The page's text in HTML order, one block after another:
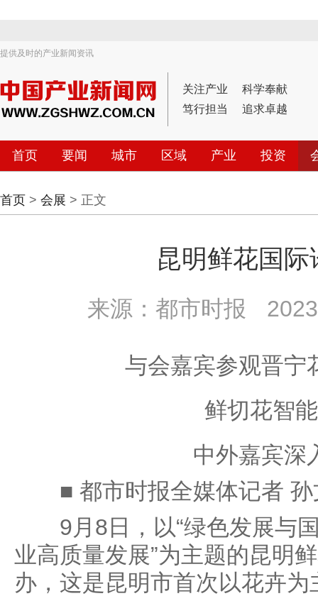
提供及时的产业新闻资讯
关注产业
科学奉献
笃行担当
追求卓越
首页 要闻 城市 区域 产业 投资
首页 > 会展 > 正文
昆明鲜花国
来源：都市时报
与会嘉宾参观晋宁
鲜切花智
中外嘉宾深
■ 都市时报全媒体记者 孙
9月8日，以“绿色发展与国
业高质量发展”为主题的昆明
办，这是昆明市首次以花卉